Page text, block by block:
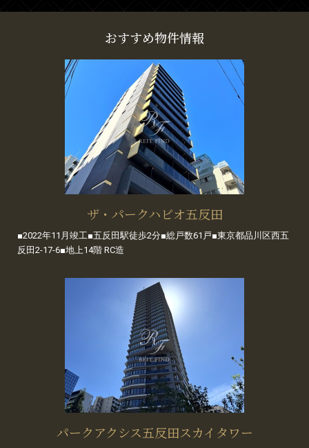
おすすめ物件情報
ザ・パークハビオ五反田
■2022年11月竣工■五反田駅徒歩2分■総戸数61戸■東京都品川区西五
反田2-17-6■地上14階 RC造
パークアクシス五反田スカイタワー